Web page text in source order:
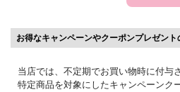
お得なキャンペーンやクーポンプレゼント
当店では、不定期でお買い物時に付与
特定商品を対象にしたキャンペーンク